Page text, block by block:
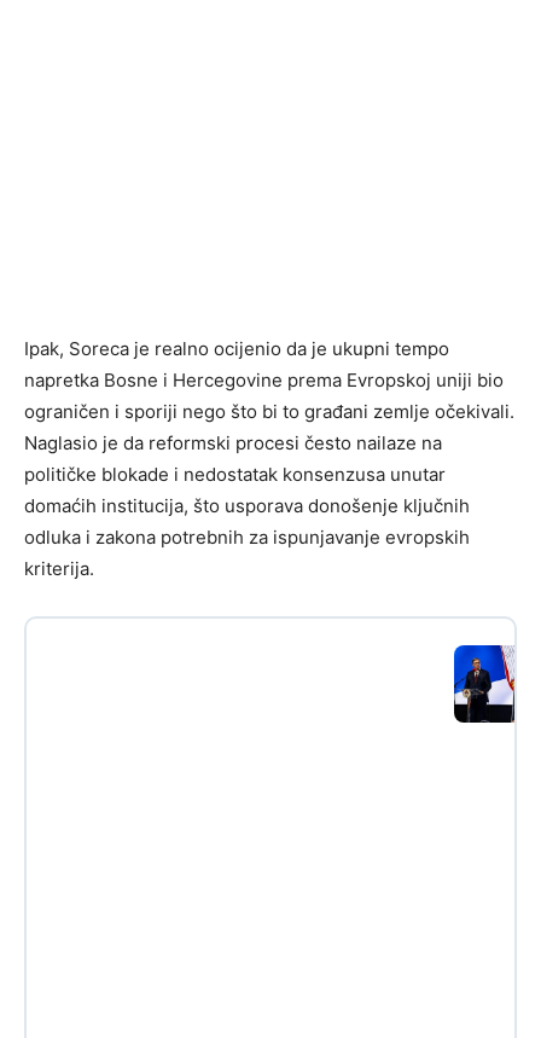
Ipak, Soreca je realno ocijenio da je ukupni tempo
napretka Bosne i Hercegovine prema Evropskoj uniji bio
ograničen i sporiji nego što bi to građani zemlje očekivali.
Naglasio je da reformski procesi često nailaze na
političke blokade i nedostatak konsenzusa unutar
domaćih institucija, što usporava donošenje ključnih
odluka i zakona potrebnih za ispunjavanje evropskih
kriterija.